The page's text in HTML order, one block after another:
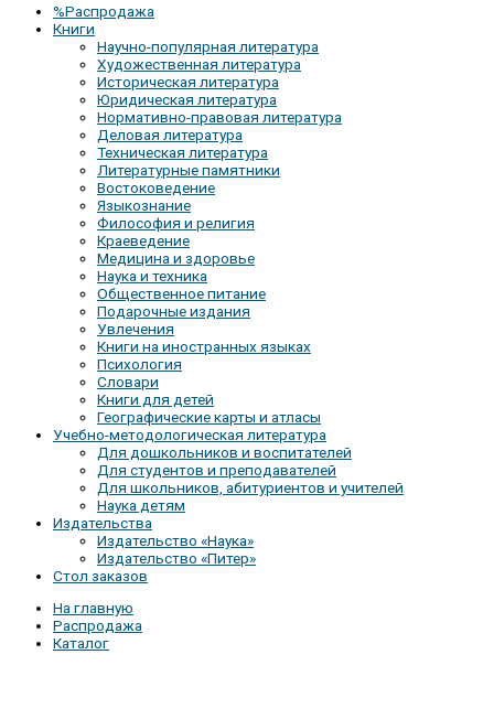
%Распродажа
Книги
Научно-популярная литература
Художественная литература
Историческая литература
Юридическая литература
Нормативно-правовая литература
Деловая литература
Техническая литература
Литературные памятники
Востоковедение
Языкознание
Философия и религия
Краеведение
Медицина и здоровье
Наука и техника
Общественное питание
Подарочные издания
Увлечения
Книги на иностранных языках
Психология
Словари
Книги для детей
Географические карты и атласы
Учебно-методологическая литература
Для дошкольников и воспитателей
Для студентов и преподавателей
Для школьников, абитуриентов и учителей
Наука детям
Издательства
Издательство «Наука»
Издательство «Питер»
Стол заказов
На главную
Распродажа
Каталог